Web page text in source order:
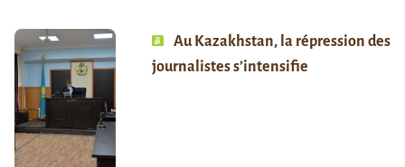
Au Kazakhstan, la répression des
journalistes s’intensifie